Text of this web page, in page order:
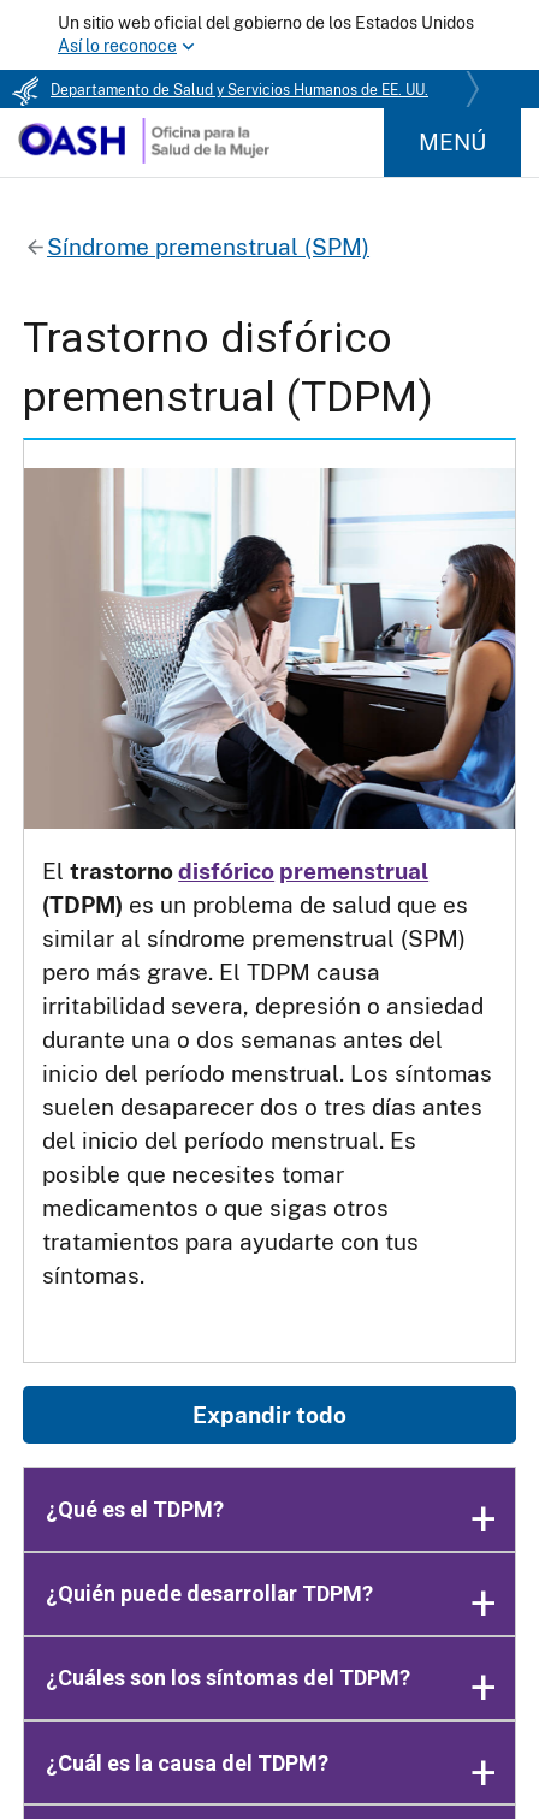
Un sitio web oficial del gobierno de los Estados Unidos
Así lo reconoce
Departamento de Salud y Servicios Humanos de EE. UU.
MENÚ
Síndrome premenstrual (SPM)
Trastorno disfórico
premenstrual (TDPM)
Eltrastornodisfórico premenstrual
(TDPM) es un problema de salud que es
similar al síndrome premenstrual (SPM)
pero más grave. El TDPM causa
irritabilidad severa, depresión o ansiedad
durante una o dos semanas antes del
inicio del período menstrual. Los síntomas
suelen desaparecer dos o tres días antes
del inicio del período menstrual. Es
posible que necesites tomar
medicamentos o que sigas otros
tratamientos para ayudarte con tus
síntomas.
Expandir todo
¿Qué es el TDPM?
¿Quién puede desarrollar TDPM?
¿Cuáles son los síntomas del TDPM?
¿Cuál es la causa del TDPM?